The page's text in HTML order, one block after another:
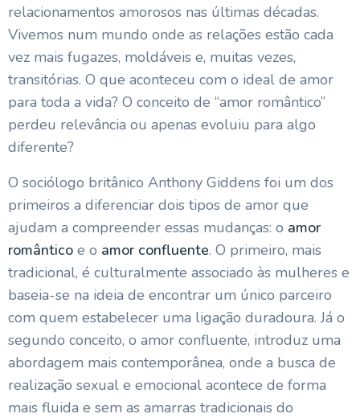
relacionamentos amorosos nas últimas décadas.
Vivemos num mundo onde as relações estão cada
vez mais fugazes, moldáveis e, muitas vezes,
transitórias. O que aconteceu com o ideal de amor
para toda a vida? O conceito de “amor romântico”
perdeu relevância ou apenas evoluiu para algo
diferente?
O sociólogo britânico Anthony Giddens foi um dos
primeiros a diferenciar dois tipos de amor que
ajudam a compreender essas mudanças: o amor
romântico e o amor confluente. O primeiro, mais
tradicional, é culturalmente associado às mulheres e
baseia-se na ideia de encontrar um único parceiro
com quem estabelecer uma ligação duradoura. Já o
segundo conceito, o amor confluente, introduz uma
abordagem mais contemporânea, onde a busca de
realização sexual e emocional acontece de forma
mais fluida e sem as amarras tradicionais do